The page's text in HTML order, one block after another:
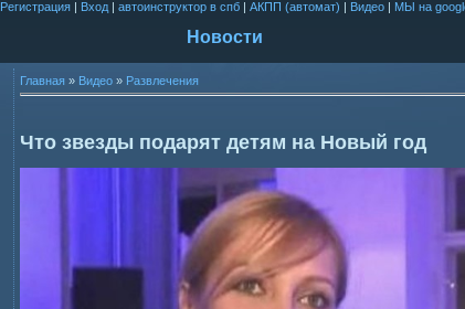
Регистрация| Вход| автоинструктор в спб| АКПП (автомат) | Видео| МЫ на
Новости
Главная » Видео » Развлечения
Что звезды подарят детям на Новый год